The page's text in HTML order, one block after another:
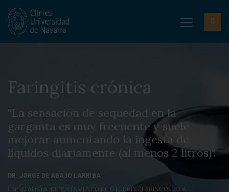
Faringitis crónica
"La sensación de sequedad en la
garganta es muy frecuente y suele
mejorar aumentando la ingesta de
líquidos diariamente (al menos 2 litros)".
DR. JORGE DE ABAJO LARRIBA
ESPECIALISTA. DEPARTAMENTO DE OTORRINOLARINGOLOGÍA